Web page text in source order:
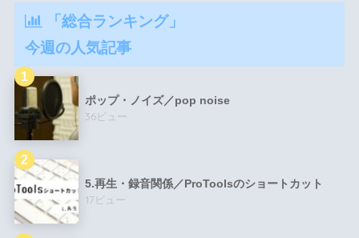
「総合ランキング」
今週の人気記事
ポップ・ノイズ／pop noise
36ビュー
5.再生・録音関係／ProToolsのショートカット
17ビュー